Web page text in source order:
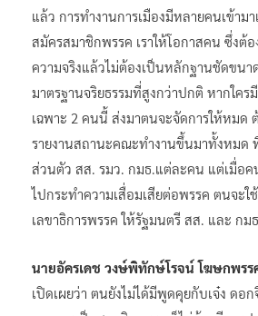
แล้ว การทำงานการเมืองมีหลายคนเข้าม
สมัครสมาชิกพรรค เราให้โอกาสคน ซึ่งต้
ความจริงแล้วไม่ต้องเป็นหลักฐานชัดขนา
มาตรฐานจริยธรรมที่สูงกว่าปกติ หากใคร
เฉพาะ 2 คนนี้ ส่งมาตนจะจัดการให้หมด
รายงานสถานะคณะทำงานขึ้นมาทั้งหมด
ส่วนตัว สส. รมว. กมธ.แต่ละคน แต่เมื่อ
ไปกระทำความเสื่อมเสียต่อพรรค ตนจะใ
เลขาธิการพรรค ให้รัฐมนตรี สส. และ กม
นายอัครเดช วงษ์พิทักษ์โรจน์ โฆษกพรร
เปิดเผยว่า ตนยังไม่ได้มีพูดคุยกับเจ๋ง ดอ